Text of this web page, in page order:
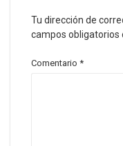
Tu dirección de
campos obligatorios
Comentario *